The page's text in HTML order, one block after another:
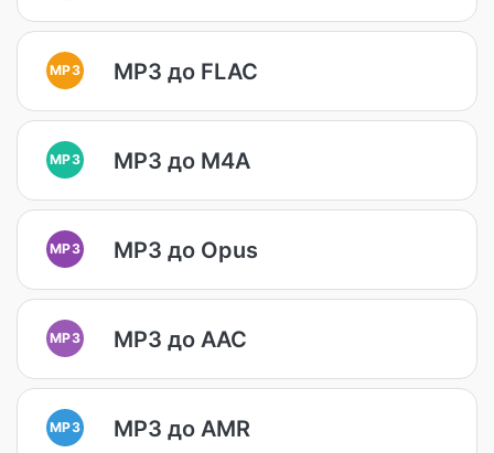
MP3 MP3 до FLAC
MP3 MP3 до M4A
MP3 MP3 до Opus
MP3 MP3 до AAC
MP3 MP3 до AMR